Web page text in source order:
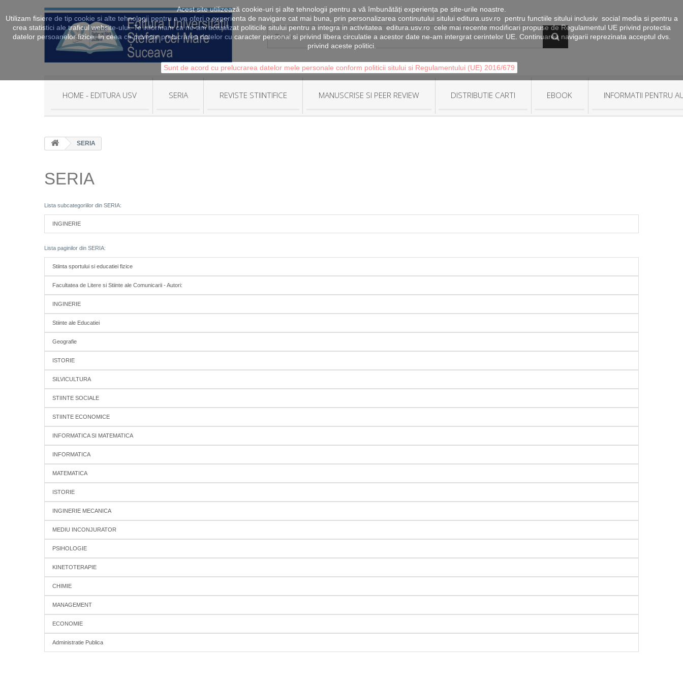
Acest site utilizează cookie-uri și alte tehnologii pentru a vă îmbunătăți experiența pe site-urile noastre.
Utilizam fisiere de tip cookie si alte tehnologii pentru a va oferi o experienta de navigare cat mai buna, prin personalizarea continutului sitului editura.usv.ro pentru functiile sitului inclusiv social media si pentru a
crea statistici ale traficul website-ului. Te informam ca ne-am actualizat politicile sitului pentru a integra in activitatea editura.usv.ro cele mai recente modificari propuse de Regulamentul UE privind protectia
datelor persoanelor fizice. In ceea ce priveste prelucrarea datelor cu caracter personal si privind libera circulatie a acestor date ne-am intergrat cerintelor UE. Continuarea navigarii reprezinata acceptul dvs.
privind aceste politici.
Sunt de acord cu prelucrarea datelor mele personale conform politicii sitului si Regulamentului (UE) 2016/679
HOME - EDITURA USV SERIA REVISTE STIINTIFICE MANUSCRISE SI PEER REVIEW DISTRIBUTIE CARTI EBOOK INFORMATII PENTRU
SERIA
SERIA
Lista subcategoriilor din SERIA:
INGINERIE
Lista paginilor din SERIA:
Stiinta sportului si educatiei fizice
Facultatea de Litere si Stiinte ale Comunicarii - Autori:
INGINERIE
Stiinte ale Educatiei
Geografie
ISTORIE
SILVICULTURA
STIINTE SOCIALE
STIINTE ECONOMICE
INFORMATICA SI MATEMATICA
INFORMATICA
MATEMATICA
ISTORIE
INGINERIE MECANICA
MEDIU INCONJURATOR
PSIHOLOGIE
KINETOTERAPIE
CHIMIE
MANAGEMENT
ECONOMIE
Administratie Publica